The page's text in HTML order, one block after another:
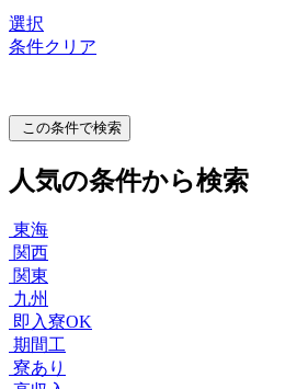
選択
条件クリア
この条件で検索
人気の条件から検索
東海
関西
関東
九州
即入寮OK
期間工
寮あり